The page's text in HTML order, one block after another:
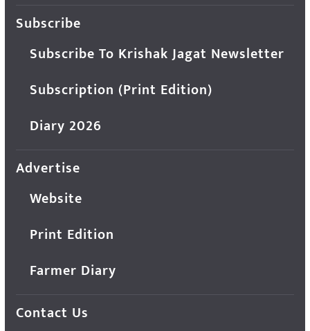
Subscribe
Subscribe To Krishak Jagat Newsletter
Subscription (Print Edition)
Diary 2026
Advertise
Website
Print Edition
Farmer Diary
Contact Us